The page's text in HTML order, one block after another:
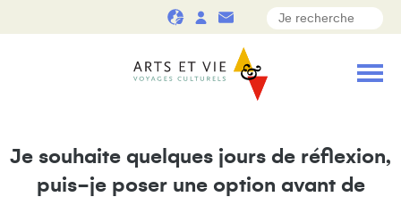
Je souhaite quelques jours de réflexion,
puis-je poser une option avant de